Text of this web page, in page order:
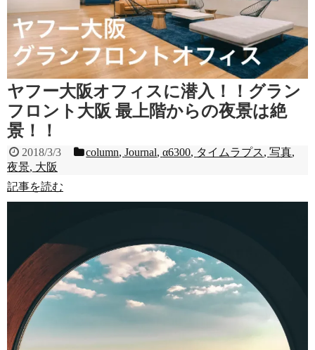
ヤフー大阪オフィスに潜入！！グラン
フロント大阪 最上階からの夜景は絶
景！！
2018/3/3 column,Journal,α6300, タイムラプス,写真,
夜景, 大阪
記事を読む